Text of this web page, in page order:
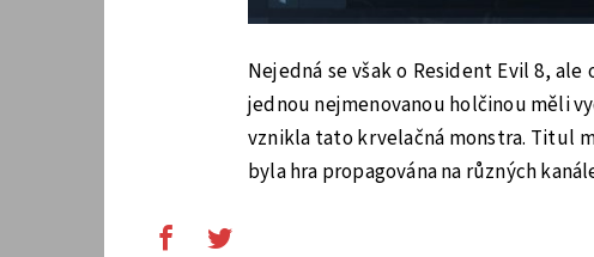
Nejedná se však o Resident Evil 8,
jednou nejmenovanou holčinou měli
vznikla tato krvelačná monstra. Titul
byla hra propagována na různých